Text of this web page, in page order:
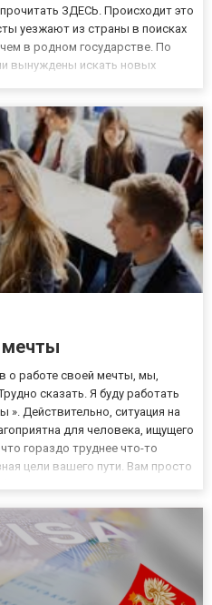
ЗДЕСЬ. Происходит это
уезжают из страны в поисках
в родном государстве. По
вынуждены искать новых
мечты
о работе своей мечты, мы,
сказать. Я буду работать
». Действительно, ситуация на
для человека, ищущего
гораздо труднее что-то
цели вашего пути. Вам просто